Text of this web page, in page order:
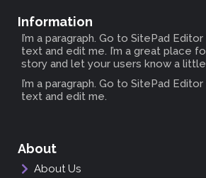
Information
I’m a paragraph. Go to SitePad
text and edit me. I’m a great place
story and let your users know a
I’m a paragraph. Go to SitePad
text and edit me.
About
About Us